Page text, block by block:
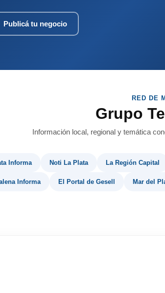
Publicá tu negocio
RED DE
Grupo
Información local, regional y temática
Informa Noti La Plata La Región Capital
Informa El Portal de Gesell Mar del